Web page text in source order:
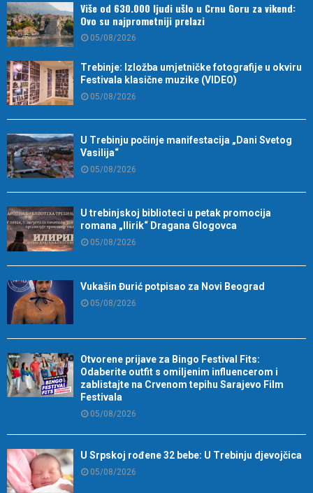
Više od 630.000 ljudi ušlo u Crnu Goru za vikend:
Ovo su najprometniji prelazi
05/08/2026
Trebinje: Izložba umjetničke fotografije u okviru
Festivala klasične muzike (VIDEO)
05/08/2026
U Trebinju počinje manifestacija „Dani Svetog
Vasilija“
05/08/2026
U trebinjskoj biblioteci u petak promocija
romana „Ilirik“ Dragana Glogovca
05/08/2026
Vukašin Đurić potpisao za Novi Beograd
05/08/2026
Otvorene prijave za Bingo Festival Fits:
Odaberite outfit s omiljenim influencerom i
zablistajte na Crvenom tepihu Sarajevo Film
Festivala
05/08/2026
U Srpskoj rođene 32 bebe: U Trebinju djevojčica
05/08/2026